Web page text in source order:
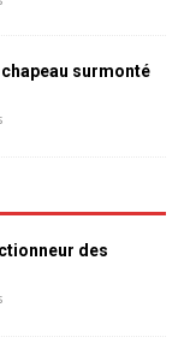
chapeau surmonté
des